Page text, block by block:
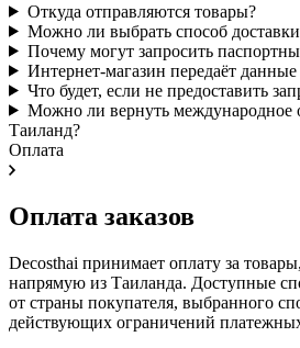
Откуда отправляются товары?
Можно ли выбрать способ
Почему могут запросить
Интернет-магазин передаёт
Что будет, если не предоставить
Можно ли вернуть международное
Таиланд?
Оплата
Оплата заказов
Decosthai принимает оплату за
напрямую из Таиланда. Доступные
от страны покупателя, выбранного
действующих ограничений